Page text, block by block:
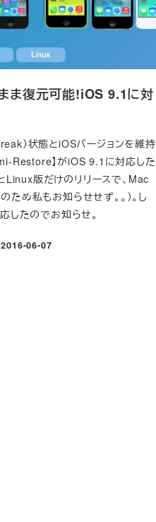
ま復元可能!iOS 9.1に対
）状態とiOSバージョンを維持
Restore】がiOS 9.1に対応した
Linux版だけのリリースで、Mac
め私もお知らせせず。。）。し
したのでお知らせ。
投稿日
2016-06-07